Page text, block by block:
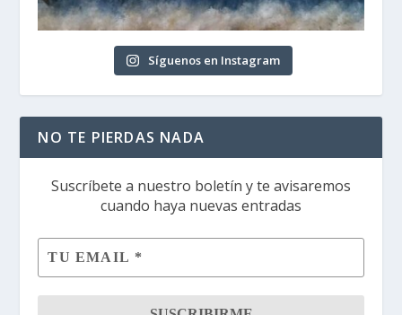
Síguenos en Instagram
NO TE PIERDAS NADA
Suscríbete a nuestro boletín y te avisaremos
cuando haya nuevas entradas